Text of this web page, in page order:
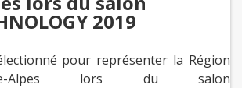
2019
pour représenter la Région
Alpes lors du salon